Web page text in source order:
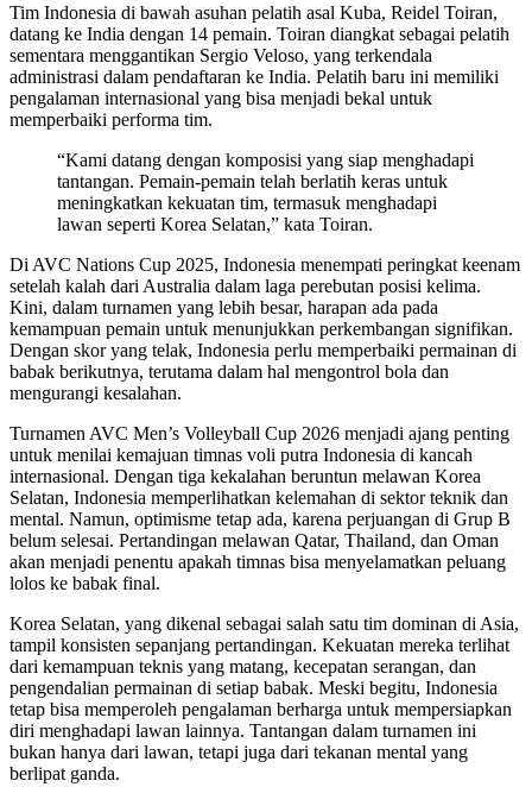
Tim Indonesia di bawah asuhan pelatih asal Kuba, Reidel Toiran,
datang ke India dengan 14 pemain. Toiran diangkat sebagai pelatih
sementara menggantikan Sergio Veloso, yang terkendala
administrasi dalam pendaftaran ke India. Pelatih baru ini memiliki
pengalaman internasional yang bisa menjadi bekal untuk
memperbaiki performa tim.
“Kami datang dengan komposisi yang siap menghadapi
tantangan. Pemain-pemain telah berlatih keras untuk
meningkatkan kekuatan tim, termasuk menghadapi
lawan seperti Korea Selatan,” kata Toiran.
Di AVC Nations Cup 2025, Indonesia menempati peringkat keenam
setelah kalah dari Australia dalam laga perebutan posisi kelima.
Kini, dalam turnamen yang lebih besar, harapan ada pada
kemampuan pemain untuk menunjukkan perkembangan signifikan.
Dengan skor yang telak, Indonesia perlu memperbaiki permainan di
babak berikutnya, terutama dalam hal mengontrol bola dan
mengurangi kesalahan.
Turnamen AVC Men’s Volleyball Cup 2026 menjadi ajang penting
untuk menilai kemajuan timnas voli putra Indonesia di kancah
internasional. Dengan tiga kekalahan beruntun melawan Korea
Selatan, Indonesia memperlihatkan kelemahan di sektor teknik dan
mental. Namun, optimisme tetap ada, karena perjuangan di Grup B
belum selesai. Pertandingan melawan Qatar, Thailand, dan Oman
akan menjadi penentu apakah timnas bisa menyelamatkan peluang
lolos ke babak final.
Korea Selatan, yang dikenal sebagai salah satu tim dominan di Asia,
tampil konsisten sepanjang pertandingan. Kekuatan mereka terlihat
dari kemampuan teknis yang matang, kecepatan serangan, dan
pengendalian permainan di setiap babak. Meski begitu, Indonesia
tetap bisa memperoleh pengalaman berharga untuk mempersiapkan
diri menghadapi lawan lainnya. Tantangan dalam turnamen ini
bukan hanya dari lawan, tetapi juga dari tekanan mental yang
berlipat ganda.